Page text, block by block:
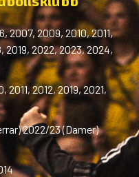
2007, 2009, 2010, 2011,
2019, 2022, 2023, 2024,
2012, 2019, 2021,
2022/23 (Damer)